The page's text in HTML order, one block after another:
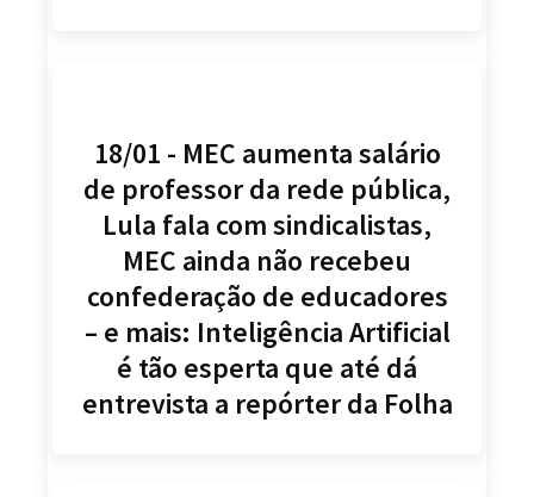
18/01 - MEC aumenta salário
de professor da rede pública,
Lula fala com sindicalistas,
MEC ainda não recebeu
confederação de educadores
– e mais: Inteligência Artificial
é tão esperta que até dá
entrevista a repórter da Folha